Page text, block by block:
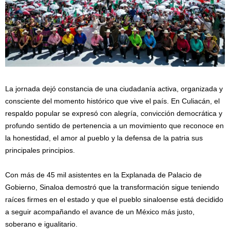
La jornada dejó constancia de una ciudadanía activa, organizada y
consciente del momento histórico que vive el país. En Culiacán, el
respaldo popular se expresó con alegría, convicción democrática y
profundo sentido de pertenencia a un movimiento que reconoce en
la honestidad, el amor al pueblo y la defensa de la patria sus
principales principios.
Con más de 45 mil asistentes en la Explanada de Palacio de
Gobierno, Sinaloa demostró que la transformación sigue teniendo
raíces firmes en el estado y que el pueblo sinaloense está decidido
a seguir acompañando el avance de un México más justo,
soberano e igualitario.